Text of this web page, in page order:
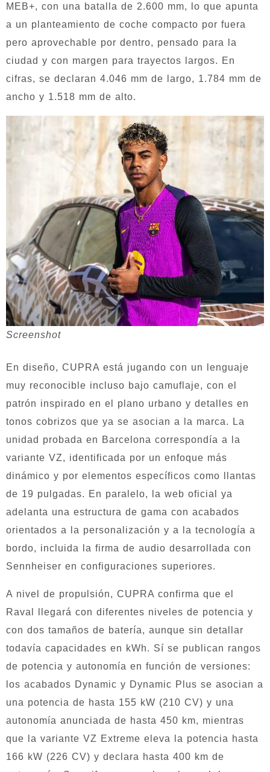
MEB+, con una batalla de 2.600 mm, lo que apunta
a un planteamiento de coche compacto por fuera
pero aprovechable por dentro, pensado para la
ciudad y con margen para trayectos largos. En
cifras, se declaran 4.046 mm de largo, 1.784 mm de
ancho y 1.518 mm de alto.
Screenshot
En diseño, CUPRA está jugando con un lenguaje
muy reconocible incluso bajo camuflaje, con el
patrón inspirado en el plano urbano y detalles en
tonos cobrizos que ya se asocian a la marca. La
unidad probada en Barcelona correspondía a la
variante VZ, identificada por un enfoque más
dinámico y por elementos específicos como llantas
de 19 pulgadas. En paralelo, la web oficial ya
adelanta una estructura de gama con acabados
orientados a la personalización y a la tecnología a
bordo, incluida la firma de audio desarrollada con
Sennheiser en configuraciones superiores.
A nivel de propulsión, CUPRA confirma que el
Raval llegará con diferentes niveles de potencia y
con dos tamaños de batería, aunque sin detallar
todavía capacidades en kWh. Sí se publican rangos
de potencia y autonomía en función de versiones:
los acabados Dynamic y Dynamic Plus se asocian a
una potencia de hasta 155 kW (210 CV) y una
autonomía anunciada de hasta 450 km, mientras
que la variante VZ Extreme eleva la potencia hasta
166 kW (226 CV) y declara hasta 400 km de